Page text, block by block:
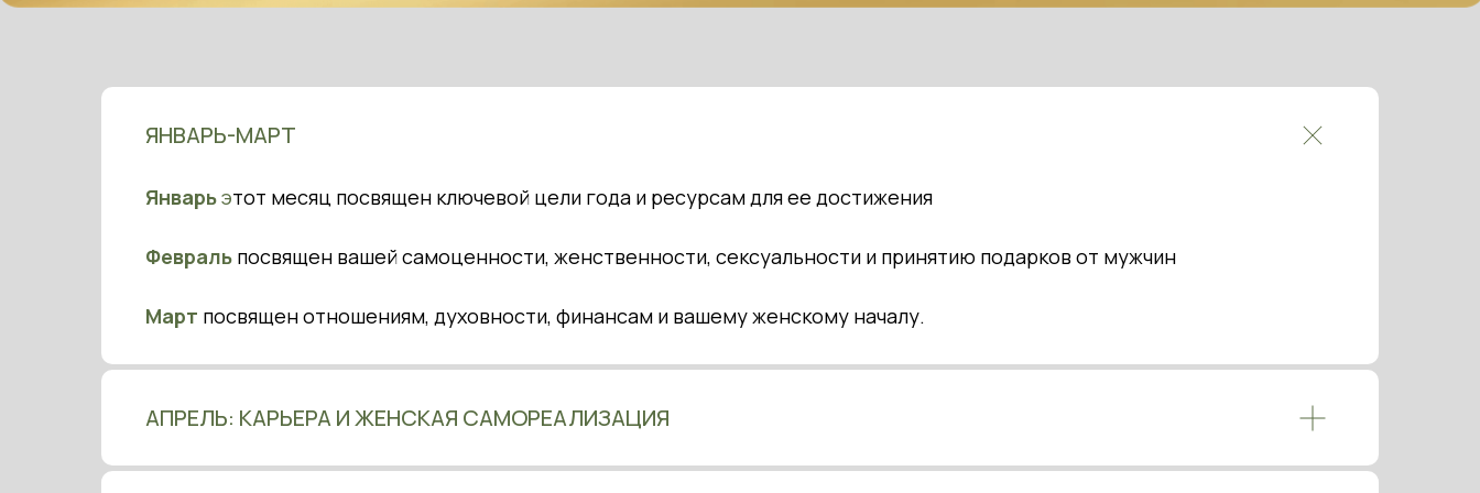
ЯНВАРЬ-МАРТ
Январьэтот месяц посвящен ключевой цели года и ресурсам для ее достижения
Февраль посвящен вашей самоценности, женственности, сексуальности и принятию подарков от мужчин
Март посвящен отношениям, духовности, финансам и вашему женскому началу.
АПРЕЛЬ: КАРЬЕРА И ЖЕНСКАЯ САМОРЕАЛИЗАЦИЯ